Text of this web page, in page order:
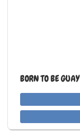
BORN TO BE GUAY